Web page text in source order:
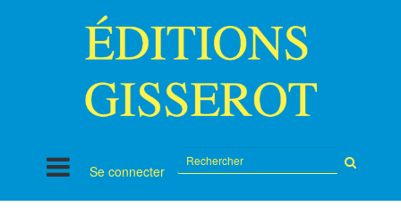
Se connecter
sur